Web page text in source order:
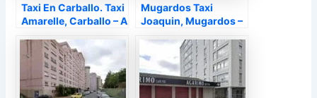
Taxi En Carballo. Taxi
Amarelle, Carballo – A
Mugardos Taxi
Joaquin, Mugardos –